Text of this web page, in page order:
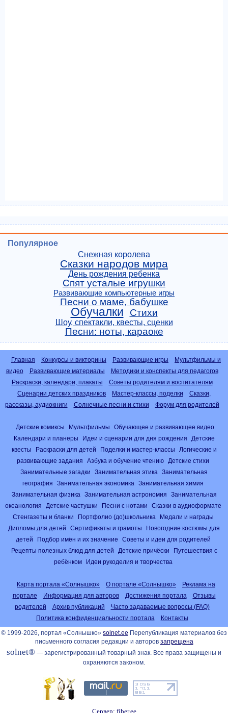
Популярное
Снежная королева
Сказки народов мира
День рождения ребенка
Спят усталые игрушки
Развивающие компьютерные игры
Песни о маме, бабушке
Обучалки Стихи
Шоу, спектакли, квесты, сценки
Песни: ноты, караоке
Главная Конкурсы и викторины Развивающие игры
Мультфильмы и
видео
Развивающие материалы
Методики и конспекты для педагогов
Раскраски, календари, плакаты
Советы родителям и воспитателям
Сценарии детских праздников
Мастер-классы, поделки
Сказки,
рассказы, аудиокниги
Солнечные песни и стихи Форум для родителей
Детские комиксы Мультфильмы
Обучающее и развивающее видео
Календари и планеры
Идеи и сценарии для дня рождения
Детские
квесты
Раскраски для детей Поделки и мастер-классы
Логические и
развивающие задания
Азбука и обучение чтению
Детские стихи
Занимательные загадки
Занимательная этика
Занимательная
география
Занимательная экономика
Занимательная химия
Занимательная физика
Занимательная астрономия
Занимательная
океанология
Детские частушки Песни с нотами
Сказки в аудиоформате
Стенгазеты и бланки
Портфолио (до)школьника
Медали и награды
Дипломы для детей
Сертификаты и грамоты
Новогодние костюмы для
детей
Подбор имён и их значение
Советы и идеи для родителей
Рецепты полезных блюд для детей
Детские причёски
Путешествия с
ребёнком
Идеи рукоделия и творчества
Карта портала «Солнышко» О портале «Солнышко»
Реклама на
портале
Информация для авторов Достижения портала
Отзывы
родителей
Архив публикаций
Часто задаваемые вопросы (FAQ)
Политика конфиденциальности портала
Контакты
© 1999-2026, портал «Солнышко» solnet.ee Перепубликация материалов без
письменного согласия редакции и авторов запрещена
solnet® — зарегистрированный товарный знак. Все права защищены и
охраняются законом.
Сервер: fiber.ee